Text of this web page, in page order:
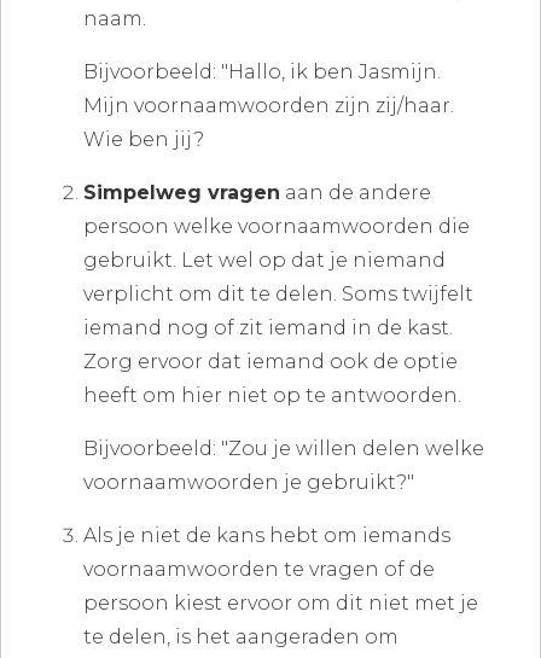
naam.
Bijvoorbeeld: "Hallo, ik ben Jasmijn.
Mijn voornaamwoorden zijn zij/haar.
Wie ben jij?
Simpelweg vragen aan de andere
persoon welke voornaamwoorden die
gebruikt. Let wel op dat je niemand
verplicht om dit te delen. Soms twijfelt
iemand nog of zit iemand in de kast.
Zorg ervoor dat iemand ook de optie
heeft om hier niet op te antwoorden.
Bijvoorbeeld: "Zou je willen delen welke
voornaamwoorden je gebruikt?"
Als je niet de kans hebt om iemands
voornaamwoorden te vragen of de
persoon kiest ervoor om dit niet met je
te delen, is het aangeraden om